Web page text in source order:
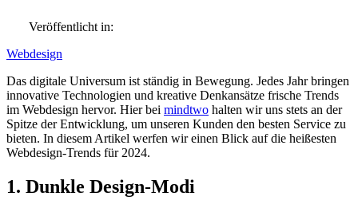
Veröffentlicht in:
Webdesign
Das digitale Universum ist ständig in Bewegung. Jedes Jahr bringen
innovative Technologien und kreative Denkansätze frische Trends
im Webdesign hervor. Hier bei mindtwo halten wir uns stets an der
Spitze der Entwicklung, um unseren Kunden den besten Service zu
bieten. In diesem Artikel werfen wir einen Blick auf die heißesten
Webdesign-Trends für 2024.
1. Dunkle Design-Modi